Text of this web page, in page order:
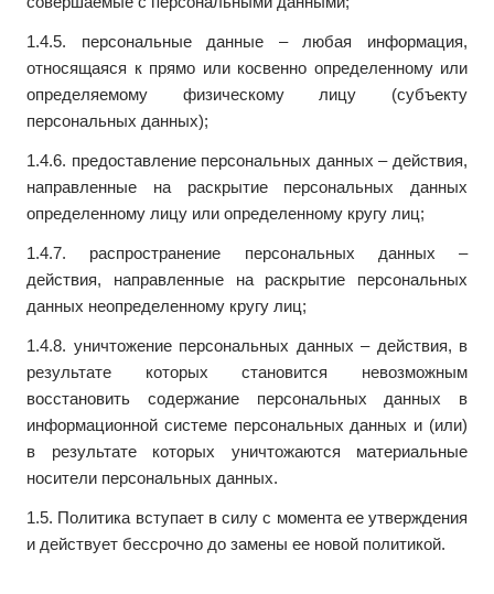
1.4.5. персональные данные – любая информация,
относящаяся к прямо или косвенно определенному или
определяемому физическому лицу (субъекту
персональных данных);
1.4.6. предоставление персональных данных – действия,
направленные на раскрытие персональных данных
определенному лицу или определенному кругу лиц;
1.4.7. распространение персональных данных –
действия, направленные на раскрытие персональных
данных неопределенному кругу лиц;
1.4.8. уничтожение персональных данных – действия, в
результате которых становится невозможным
восстановить содержание персональных данных в
информационной системе персональных данных и (или)
в результате которых уничтожаются материальные
носители персональных данных.
1.5. Политика вступает в силу с момента ее утверждения
и действует бессрочно до замены ее новой политикой.